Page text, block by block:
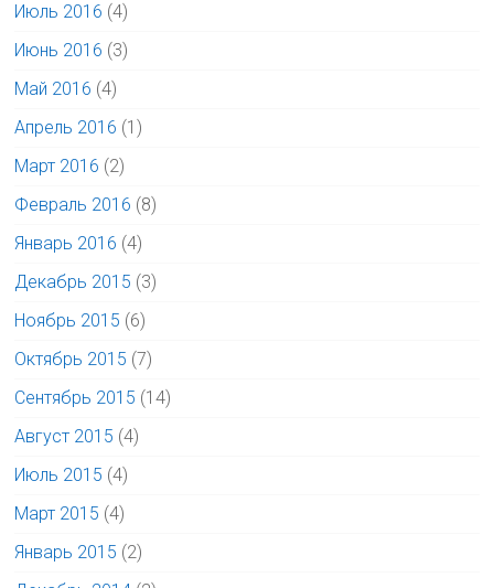
Июль 2016 (4)
Июнь 2016 (3)
Май 2016 (4)
Апрель 2016 (1)
Март 2016 (2)
Февраль 2016 (8)
Январь 2016 (4)
Декабрь 2015 (3)
Ноябрь 2015 (6)
Октябрь 2015 (7)
Сентябрь 2015 (14)
Август 2015 (4)
Июль 2015 (4)
Март 2015 (4)
Январь 2015 (2)